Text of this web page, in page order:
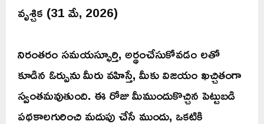
వృశ్చిక (31 మే, 2026)
నిరంతరం సమయస్ఫూర్తి, అర్థంచేసుకోవడం లతో
కూడిన ఓర్పును మీరు వహిస్తే, మీకు విజయం ఖచ్చితంగా
స్వంతమవుతుంది. ఈ రోజు మీముందుకొచ్చిన పెట్టుబడి
పథకాలగురించి మదుపు చేసే ముందు, ఒకటికి